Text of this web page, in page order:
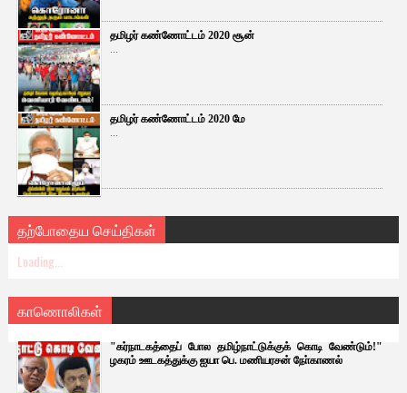
தமிழர் கண்ணோட்டம் 2020 சூன்
...
தமிழர் கண்ணோட்டம் 2020 மே
...
தற்போதைய செய்திகள்
Loading...
காணொலிகள்
"கர்நாடகத்தைப் போல தமிழ்நாட்டுக்குக் கொடி வேண்டும்!"
ழகரம் ஊடகத்துக்கு ஐயா பெ. மணியரசன் நோ்காணல்